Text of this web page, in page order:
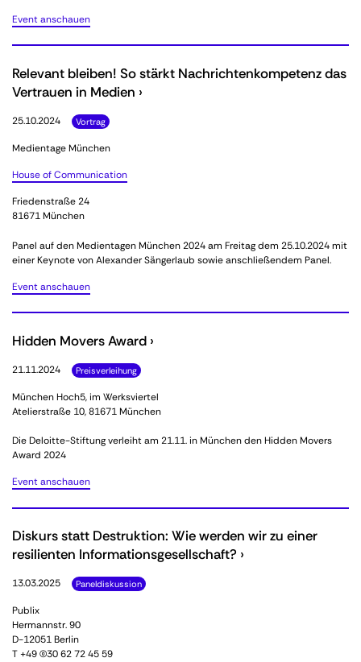
Event anschauen
Relevant bleiben! So stärkt Nachrichtenkompetenz das
Vertrauen in Medien ›
25.10.2024 Vortrag
Medientage München
House of Communication
Friedenstraße 24
81671 München
Panel auf den Medientagen München 2024 am Freitag dem 25.10.2024 mit
einer Keynote von Alexander Sängerlaub sowie anschließendem Panel.
Event anschauen
Hidden Movers Award ›
21.11.2024 Preisverleihung
München Hoch5, im Werksviertel
Atelierstraße 10, 81671 München
Die Deloitte-Stiftung verleiht am 21.11. in München den Hidden Movers
Award 2024
Event anschauen
Diskurs statt Destruktion: Wie werden wir zu einer
resilienten Informationsgesellschaft? ›
13.03.2025 Paneldiskussion
Publix
Hermannstr. 90
D-12051 Berlin
T +49 (0)30 62 72 45 59